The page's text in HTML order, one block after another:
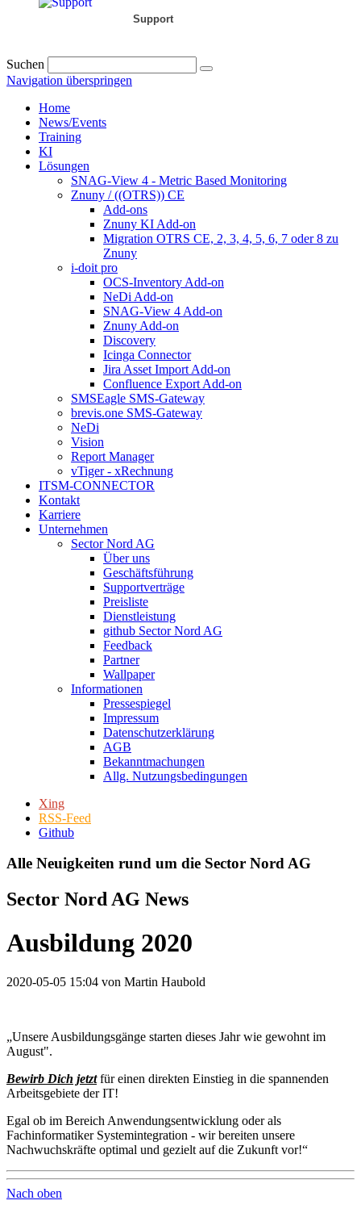
Support
Suchen
Navigation überspringen
Home
News/Events
Training
KI
Lösungen
SNAG-View 4 - Metric Based Monitoring
Znuny / ((OTRS)) CE
Add-ons
Znuny KI Add-on
Migration OTRS CE, 2, 3, 4, 5, 6, 7 oder 8 zu
Znuny
i-doit pro
OCS-Inventory Add-on
NeDi Add-on
SNAG-View 4 Add-on
Znuny Add-on
Discovery
Icinga Connector
Jira Asset Import Add-on
Confluence Export Add-on
SMSEagle SMS-Gateway
brevis.one SMS-Gateway
NeDi
Vision
Report Manager
vTiger - xRechnung
ITSM-CONNECTOR
Kontakt
Karriere
Unternehmen
Sector Nord AG
Über uns
Geschäftsführung
Supportverträge
Preisliste
Dienstleistung
github Sector Nord AG
Feedback
Partner
Wallpaper
Informationen
Pressespiegel
Impressum
Datenschutzerklärung
AGB
Bekanntmachungen
Allg. Nutzungsbedingungen
Xing
RSS-Feed
Github
Alle Neuigkeiten rund um die Sector Nord AG
Sector Nord AG News
Ausbildung 2020
2020-05-05 15:04 von Martin Haubold
„Unsere Ausbildungsgänge starten dieses Jahr wie gewohnt im
August".
Bewirb Dich jetztfür einen direkten Einstieg in die spannenden
Arbeitsgebiete der IT!
Egal ob im Bereich Anwendungsentwicklung oder als
Fachinformatiker Systemintegration - wir bereiten unsere
Nachwuchskräfte optimal und gezielt auf die Zukunft vor!“
Nach oben